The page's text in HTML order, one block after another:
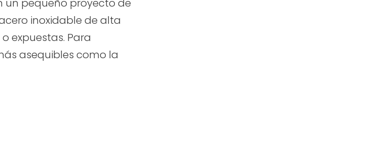
un pequeño proyecto de
inoxidable de alta
expuestas. Para
asequibles como la